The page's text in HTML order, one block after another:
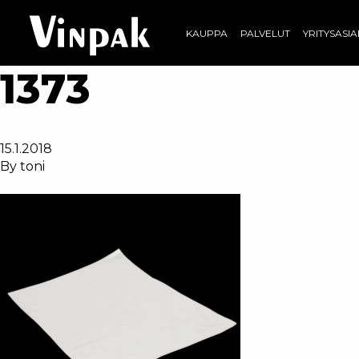
KAUPPA PALVELUT
1373
15.1.2018
By toni